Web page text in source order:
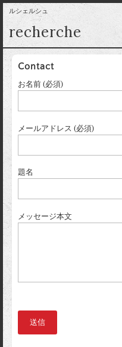
ルシェルシュ
recherche
Contact
お名前 (必須)
メールアドレス (必須)
題名
メッセージ本文